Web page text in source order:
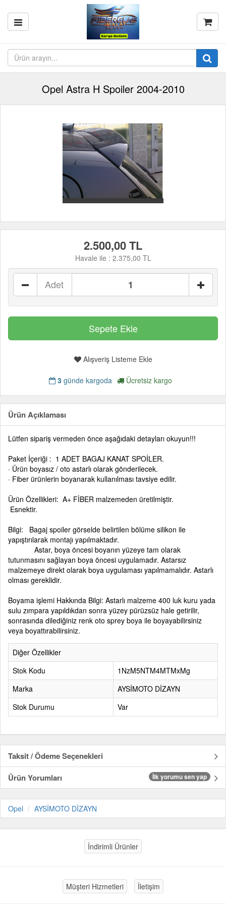
Opel Astra H Spoiler 2004-2010
2.500,00 TL
Havale ile : 2.375,00 TL
Adet
Alışveriş Listeme Ekle
3 günde kargoda Ücretsiz kargo
Ürün Açıklaması
Lütfen sipariş vermeden önce aşağıdaki detayları okuyun!!!
Paket İçeriği : 1 ADET BAGAJ KANAT SPOİLER.
· Ürün boyasız / oto astarlı olarak gönderilecek.
· Fiber ürünlerin boyanarak kullanılması tavsiye edilir.
Ürün Özellikleri: A+ FİBER malzemeden üretilmiştir.
Esnektir.
Bilgi: Bagaj spoiler görselde belirtilen bölüme silikon ile
yapıştırılarak montajı yapılmaktadır.
Astar, boya öncesi boyanın yüzeye tam olarak
tutunmasını sağlayan boya öncesi uygulamadır. Astarsız
malzemeye direkt olarak boya uygulaması yapılmamalıdır. Astarlı
olması gereklidir.
Boyama işlemi Hakkında Bilgi: Astarlı malzeme 400 luk kuru yada
sulu zımpara yapıldıkdan sonra yüzey pürüzsüz hale getirilir,
sonrasında dilediğiniz renk oto sprey boya ile boyayabilirsiniz
veya boyattırabilirsiniz.
Diğer Özellikler
Stok Kodu
1NzM5NTM4MTMxMg
Marka
AYSİMOTO DİZAYN
Stok Durumu
Var
Taksit / Ödeme Seçenekleri
Ürün Yorumları
İlk yorumu sen yap
Opel AYSİMOTO DİZAYN
İndirimli Ürünler
Müşteri Hizmetleri İletişim